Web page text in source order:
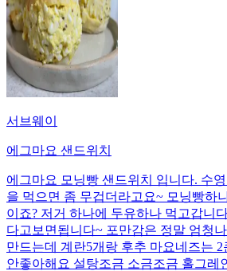
서브웨이
에그마요 샌드위치
에그마요 모닝빵 샌드위치 입니다. 수
을 먹으면 좀 무겁더라고요~ 모닝빵하
이죠? 저거 하나에 두유하나 먹고갑니
다고보면됩니다~ 포만감은 정말 엄청
만드는데 계란5개랑 후추 마요네즈는
안좋아해요 설탕조금 소금조금 홀그레